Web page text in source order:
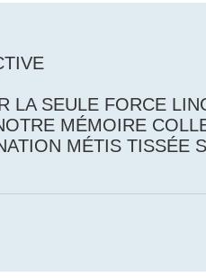
LA SEULE FORCE
MÉMOIRE
MÉTIS TISSÉE